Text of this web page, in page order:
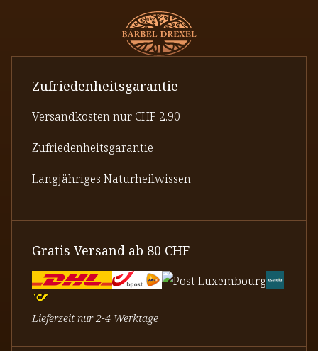
Zufriedenheitsgarantie
Versandkosten nur CHF 2.90
Zufriedenheitsgarantie
Langjähriges Naturheilwissen
Gratis Versand ab 80 CHF
Lieferzeit nur 2-4 Werktage